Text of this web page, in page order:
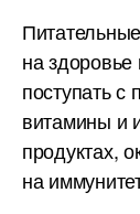
на
поступать
витамины и
продуктах,
на